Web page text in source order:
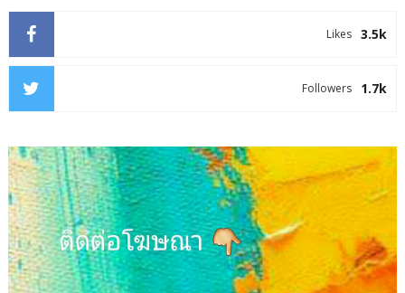
3.5k
Likes
1.7k
Followers